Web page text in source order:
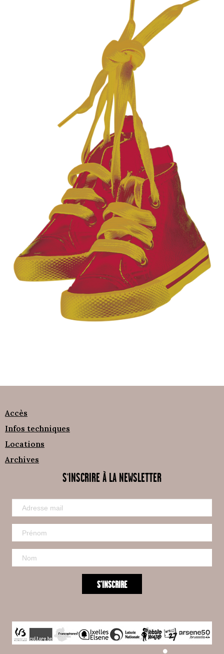
Accès
Infos techniques
Locations
Archives
S'INSCRIRE À LA NEWSLETTER